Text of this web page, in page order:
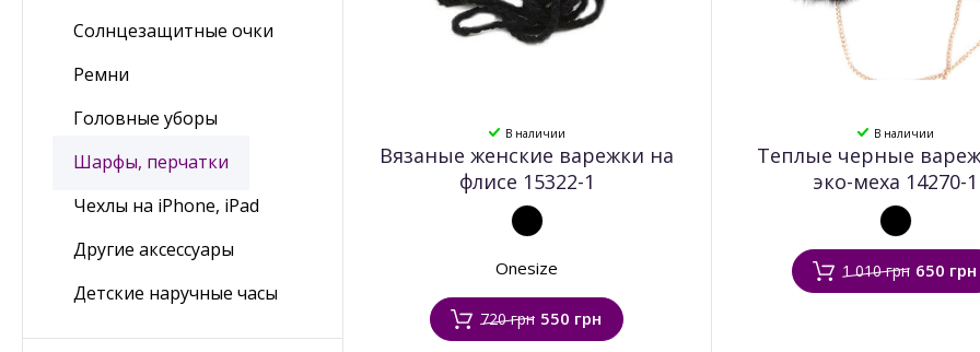
Солнцезащитные очки
Ремни
Головные уборы
Шарфы, перчатки
Чехлы на iPhone, iPad
Другие аксессуары
Детские наручные часы
В наличии
Вязаные женские варежки на
флисе 15322-1
Onesize
720 грн 550 грн
В наличии
Теплые черные
эко-меха 14270-1
1 010 грн 650 грн